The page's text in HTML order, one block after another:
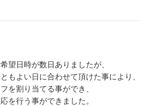
望日時が数日ありましたが、
もよい日に合わせて頂けた事により、
を割り当てる事ができ、
を行う事ができました。